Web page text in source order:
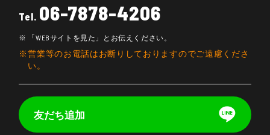
Tel. 06-7878-4206
「WEBサイトを見た」とお伝えください。
営業等のお電話はお断りしておりますのでご遠慮くださ
い。
友だち追加